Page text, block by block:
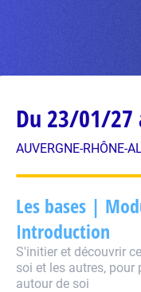
Du 23/01/
AUVERGNE-RHÔNE-
Les bases |
Introduction
S'initier et découvrir
soi et les autres, pour
autour de soi